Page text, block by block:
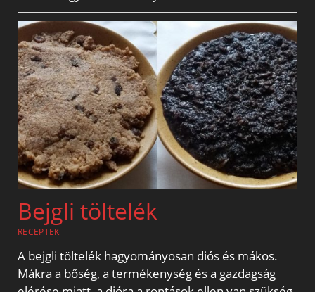
Bejgli töltelék
RECEPTEK
A bejgli töltelék hagyományosan diós és mákos.
Mákra a bőség, a termékenység és a gazdagság